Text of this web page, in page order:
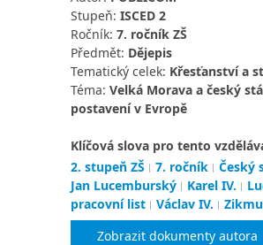
Stupeň: ISCED 2
Ročník: 7. ročník ZŠ
Předmět: Dějepis
Tematický celek: Křesťanství a
Téma: Velká Morava a český
postavení v Evropě
Klíčová slova pro tento
2. stupeň ZŠ
7. ročník Český
Jan Lucemburský
Karel IV.
pracovní list
Václav IV.
Zobrazit dokumenty autora